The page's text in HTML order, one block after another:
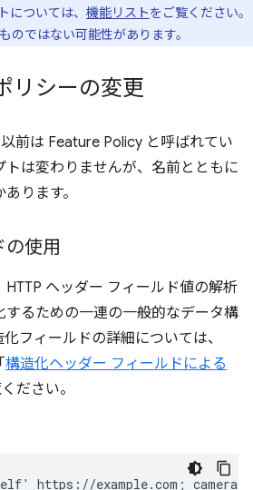
については、 機能リストをご覧ください。
のではない可能性があります。
リシーの変更
前は Feature Policy と呼ばれてい
トは変わりませんが、名前とともに
ります。
の使用
HTTP ヘッダー フィールド値の解析
するための一連の一般的なデータ構
フィールドの詳細については、
構造化ヘッダー フィールドによる
ださい。
https://example.com; camera